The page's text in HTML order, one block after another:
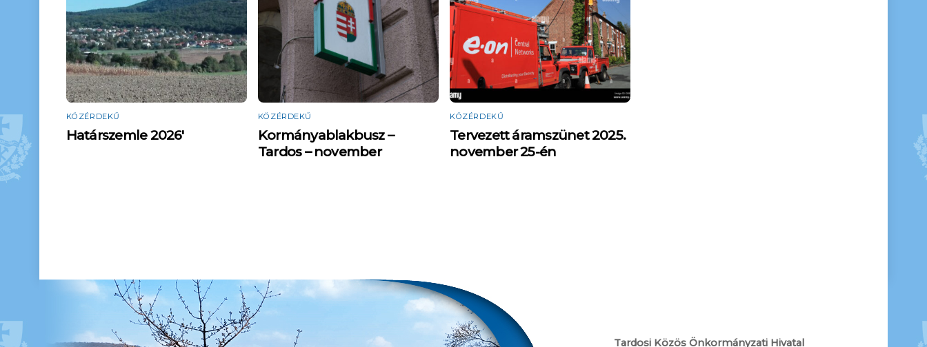
KÖZÉRDEKŰ
Határszemle 2026′
KÖZÉRDEKŰ
Kormányablakbusz –
Tardos – november
KÖZÉRDEKŰ
Tervezett áramszünet 2025.
november 25-én
Tardosi Közös Önkormányzati Hivatal